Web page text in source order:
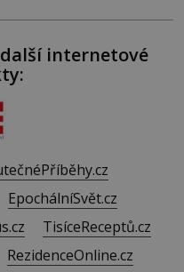
internetové
EpochálníSvět.cz
TisíceReceptů.cz
RezidenceOnline.cz